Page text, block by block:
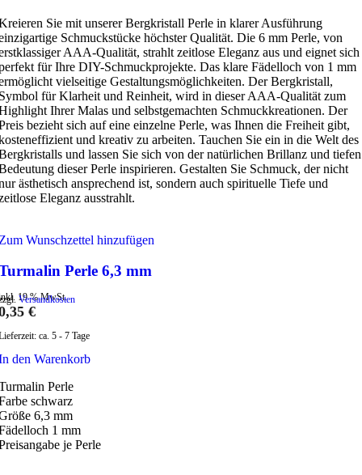
Sie mit unserer Bergkristall Perle in klarer Ausführung
Schmuckstücke höchster Qualität. Die 6 mm Perle, von
AAA-Qualität, strahlt zeitlose Eleganz aus und eignet sich
für Ihre DIY-Schmuckprojekte. Das klare Fädelloch von 1 mm
vielseitige Gestaltungsmöglichkeiten. Der Bergkristall,
für Klarheit und Reinheit, wird in dieser AAA-Qualität zum
Ihrer Malas und selbstgemachten Schmuckkreationen. Der
bezieht sich auf eine einzelne Perle, was Ihnen die Freiheit gibt,
und kreativ zu arbeiten. Tauchen Sie ein in die Welt des
und lassen Sie sich von der natürlichen Brillanz und tiefen
dieser Perle inspirieren. Gestalten Sie Schmuck, der nicht
ästhetisch ansprechend ist, sondern auch spirituelle Tiefe und
Eleganz ausstrahlt.
Wunschzettel hinzufügen
Perle 6,3 mm
19 % MwSt.
Versandkosten
€
ca. 5 - 7 Tage
den Warenkorb
Perle
schwarz
6,3 mm
1 mm
je Perle